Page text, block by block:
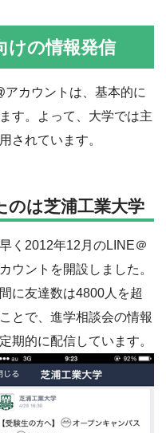
けの情報発信
アカウントは、基本的に
す。よって、大学では主
されています。
のは芝浦工業大学
く2012年12月のLINE＠
ウントを開設しました。
に友達数は4800人を超
とで、進学相談会の情報
期的に配信しています。